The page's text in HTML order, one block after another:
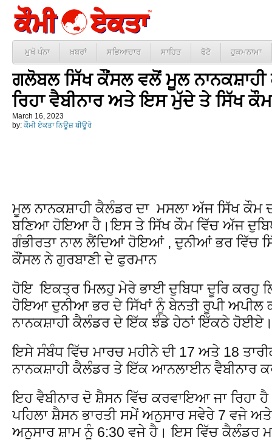
ਮੁਖੱ ਪੰਨਾ ਖ਼ਬਰਾਂ ਸਭਿਆਚਾਰ ਸਾਹਿਤ ਫੋਟੋ ਹੁਕਮਨਾਮਾ
ਗਲੋਬਲ ਸਿੱਖ ਕੌਂਸਲ ਵਲੋਂ ਮੂਲ
ਰਿਹਾ ਵੈਬੀਨਾਰ ਅਤੇ ਇਸ ਮੁੱਦੇ ਤੇ ਸਿੱਖ
March 16, 2023
by: ਕੌਮੀ ਏਕਤਾ ਨਿਊਜ਼ ਬੀਊਰੋ
ਮੂਲ ਨਾਨਕਸ਼ਾਹੀ ਕੈਲੰਡਰ ਦਾ ਮਸਲਾ ਅੱਜ ਸਿੱਖ ਕੌਮ
ਬਣਿਆ ਹੋਇਆ ਹੈ।ਇਸ ਤੇ ਸਿੱਖ ਕੌਮ ਵਿੱਚ ਅੱਜ
ਗੰਭੀਰਤਾ ਨਾਲ ਲੈਂਦਿਆਂ ਹੋਇਆਂ , ਦੁਨੀਆਂ ਭਰ ਵਿੱਚ
ਕੌਂਸਲ ਨੇ ਗੁਰਬਾਣੀ ਦੇ ਫੁਰਮਾਨ
ਹੋਇ ਇਕਤ੍ਰ ਮਿਲਹੁ ਮੇਰੇ ਭਾਈ ਦੁਬਿਧਾ ਦੂਰਿ ਕਰਹੁ
ਹੋਇਆ ਦੁਨੀਆ ਭਰ ਦੇ ਸਿੱਖਾਂ ਨੂੰ ਬੇਨਤੀ ਰੂਪੀ ਅਪੀਲ
ਨਾਨਕਸ਼ਾਹੀ ਕੈਲੰਡਰ ਦੇ ਇੱਕ ਝੰਡੇ ਹੇਠਾਂ ਇੱਕਠੇ
ਇਸੇ ਸੰਬੰਧ ਵਿੱਚ ਮਾਰਚ ਮਹੀਨੇ ਦੀ 17 ਅਤੇ 18
ਨਾਨਕਸ਼ਾਹੀ ਕੈਲੰਡਰ ਤੇ ਇੱਕ ਆਨਲਾਈਨ ਵੈਬੀਨਾਰ
ਇਹ ਵੈਬੀਨਾਰ ਦੋ ਸ਼ੈਸਨ ਵਿੱਚ ਕਰਵਾਇਆ ਜਾ ਰਿਹਾ
ਪਹਿਲਾ ਸ਼ੈਸਨ ਭਾਰਤੀ ਸਮੇਂ ਅਨੁਸਾਰ ਸਵੇਰੇ 7 ਵਜੇ
ਅਨੁਸਾਰ ਸ਼ਾਮ ਨੂੰ 6:30 ਵਜੇ ਹੈ। ਇਸ ਵਿੱਚ ਕੈਲੰਡਰ